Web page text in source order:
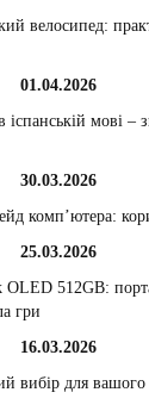
велосипед:
01.04.2026
іспанській мові –
30.03.2026
комп’ютера:
25.03.2026
OLED 512GB:
гри
16.03.2026
вибір для вашого